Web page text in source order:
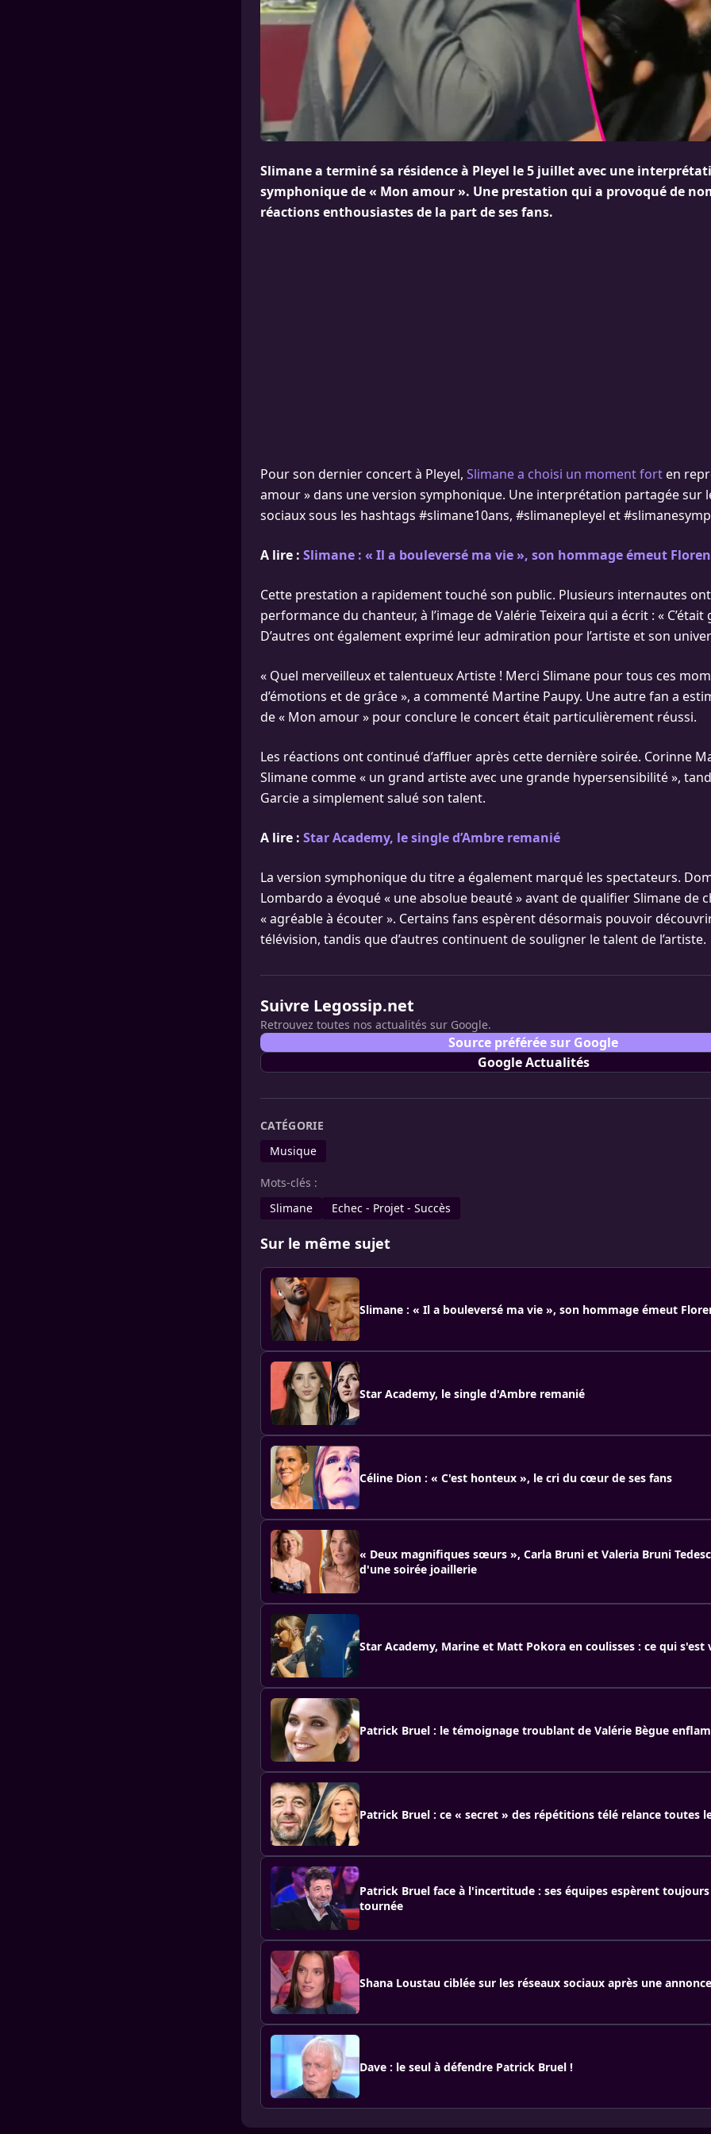
Slimane a terminé sa résidence à Pleyel le 5 juillet avec une
symphonique de « Mon amour ». Une prestation qui a provoqué de
réactions enthousiastes de la part de ses fans.
Pour son dernier concert à Pleyel, Slimane a choisi un moment fort en
amour » dans une version symphonique. Une interprétation partagée sur
sociaux sous les hashtags #slimane10ans, #slimanepleyel et
A lire : Slimane : « Il a bouleversé ma vie », son hommage émeut
Cette prestation a rapidement touché son public. Plusieurs internautes
performance du chanteur, à l’image de Valérie Teixeira qui a écrit : «
D’autres ont également exprimé leur admiration pour l’artiste et son
« Quel merveilleux et talentueux Artiste ! Merci Slimane pour tous ces
d’émotions et de grâce », a commenté Martine Paupy. Une autre fan a
de « Mon amour » pour conclure le concert était particulièrement réussi.
Les réactions ont continué d’affluer après cette dernière soirée. Corinne
Slimane comme « un grand artiste avec une grande hypersensibilité »,
Garcie a simplement salué son talent.
A lire : Star Academy, le single d’Ambre remanié
La version symphonique du titre a également marqué les spectateurs.
Lombardo a évoqué « une absolue beauté » avant de qualifier Slimane de
« agréable à écouter ». Certains fans espèrent désormais pouvoir
télévision, tandis que d’autres continuent de souligner le talent de l’artiste.
Suivre Legossip.net
Retrouvez toutes nos actualités sur Google.
Source préférée sur Google
Google Actualités
CATÉGORIE
Musique
Mots-clés :
Slimane
Echec - Projet - Succès
Sur le même sujet
Slimane : « Il a bouleversé ma vie », son hommage émeut
Star Academy, le single d'Ambre remanié
Céline Dion : « C'est honteux », le cri du cœur de ses fans
« Deux magnifiques sœurs », Carla Bruni et Valeria Bruni
d'une soirée joaillerie
Star Academy, Marine et Matt Pokora en coulisses : ce qui s'est
Patrick Bruel : le témoignage troublant de Valérie Bègue
Patrick Bruel : ce « secret » des répétitions télé relance toutes
Patrick Bruel face à l'incertitude : ses équipes espèrent toujours
tournée
Shana Loustau ciblée sur les réseaux sociaux après une
Dave : le seul à défendre Patrick Bruel !